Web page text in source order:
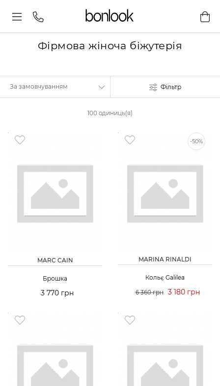
Фірмова жіноча біжутерія
Фільтр
100 одиниць(я)
MARC CAIN
Брошка
3 770 грн
-50%
MARINA RINALDI
Кольє Galilea
6 360 грн 3 180 грн